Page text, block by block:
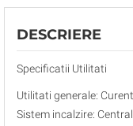
DESCRIERE
Specificatii Utilitati
Utilitati generale:
Sistem incalzire: